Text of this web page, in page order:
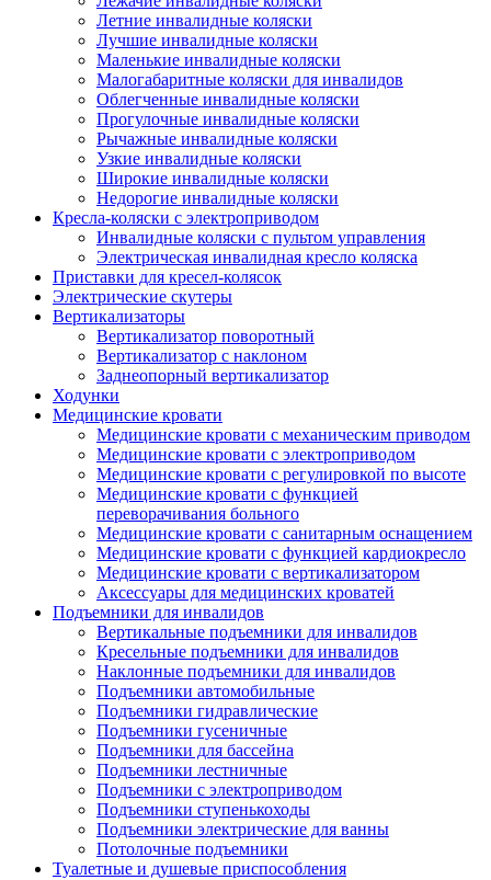
Летние инвалидные коляски
Лучшие инвалидные коляски
Маленькие инвалидные коляски
Малогабаритные коляски для инвалидов
Облегченные инвалидные коляски
Прогулочные инвалидные коляски
Рычажные инвалидные коляски
Узкие инвалидные коляски
Широкие инвалидные коляски
Недорогие инвалидные коляски
Кресла-коляски с электроприводом
Инвалидные коляски с пультом управления
Электрическая инвалидная кресло коляска
Приставки для кресел-колясок
Электрические скутеры
Вертикализаторы
Вертикализатор поворотный
Вертикализатор с наклоном
Заднеопорный вертикализатор
Ходунки
Медицинские кровати
Медицинские кровати с механическим приводом
Медицинские кровати с электроприводом
Медицинские кровати с регулировкой по высоте
Медицинские кровати с функцией
переворачивания больного
Медицинские кровати с санитарным оснащением
Медицинские кровати с функцией кардиокресло
Медицинские кровати с вертикализатором
Аксессуары для медицинских кроватей
Подъемники для инвалидов
Вертикальные подъемники для инвалидов
Кресельные подъемники для инвалидов
Наклонные подъемники для инвалидов
Подъемники автомобильные
Подъемники гидравлические
Подъемники гусеничные
Подъемники для бассейна
Подъемники лестничные
Подъемники с электроприводом
Подъемники ступенькоходы
Подъемники электрические для ванны
Потолочные подъемники
Туалетные и душевые приспособления